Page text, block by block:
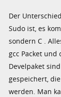
Der
Sudo ist, es
sondern C .
gcc Packet und
Develpaket
gespeichert,
werden. Man